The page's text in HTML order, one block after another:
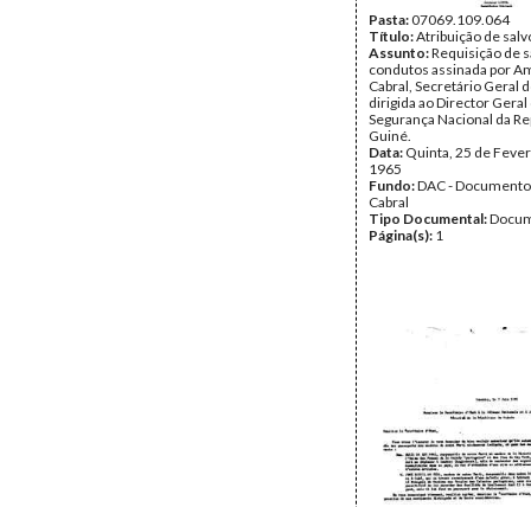
Pasta:07069.109.064
Título:Atribuição de
Assunto:Requisição de
condutos assinada por
Cabral, Secretário Geral
dirigida ao Director Geral
Segurança Nacional da
Guiné.
Data: Quinta, 25 de
1965
Fundo:DAC -
Cabral
Tipo Documental:
Página(s): 1